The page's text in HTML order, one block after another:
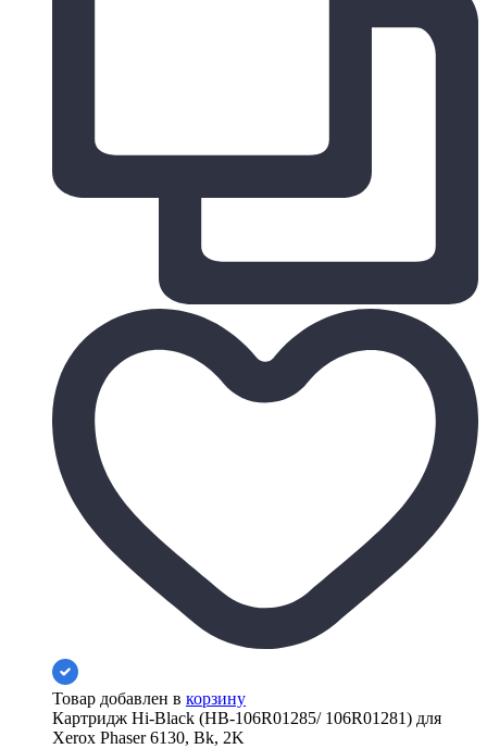
Товар добавлен в корзину
Картридж Hi-Black (HB-106R01285/ 106R01281) для
Xerox Phaser 6130, Bk, 2K